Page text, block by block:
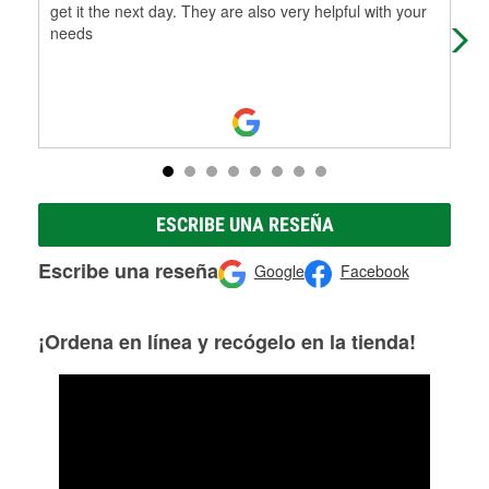
get it the next day. They are also very helpful with your
needs
ESCRIBE UNA RESEÑA
Escribe una reseña Google Facebook
¡Ordena en línea y recógelo en la tienda!